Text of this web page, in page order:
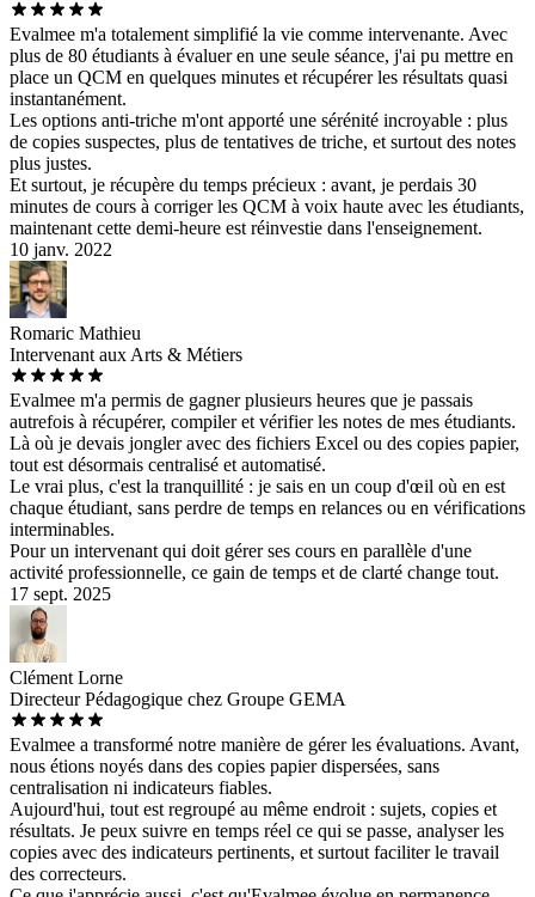
Evalmee m'a totalement simplifié la vie comme intervenante. Avec
plus de 80 étudiants à évaluer en une seule séance, j'ai pu mettre en
place un QCM en quelques minutes et récupérer les résultats quasi
instantanément.
Les options anti-triche m'ont apporté une sérénité incroyable : plus
de copies suspectes, plus de tentatives de triche, et surtout des notes
plus justes.
Et surtout, je récupère du temps précieux : avant, je perdais 30
minutes de cours à corriger les QCM à voix haute avec les étudiants,
maintenant cette demi-heure est réinvestie dans l'enseignement.
10 janv. 2022
Romaric Mathieu
Intervenant aux Arts & Métiers
Evalmee m'a permis de gagner plusieurs heures que je passais
autrefois à récupérer, compiler et vérifier les notes de mes étudiants.
Là où je devais jongler avec des fichiers Excel ou des copies papier,
tout est désormais centralisé et automatisé.
Le vrai plus, c'est la tranquillité : je sais en un coup d'œil où en est
chaque étudiant, sans perdre de temps en relances ou en vérifications
interminables.
Pour un intervenant qui doit gérer ses cours en parallèle d'une
activité professionnelle, ce gain de temps et de clarté change tout.
17 sept. 2025
Clément Lorne
Directeur Pédagogique chez Groupe GEMA
Evalmee a transformé notre manière de gérer les évaluations. Avant,
nous étions noyés dans des copies papier dispersées, sans
centralisation ni indicateurs fiables.
Aujourd'hui, tout est regroupé au même endroit : sujets, copies et
résultats. Je peux suivre en temps réel ce qui se passe, analyser les
copies avec des indicateurs pertinents, et surtout faciliter le travail
des correcteurs.